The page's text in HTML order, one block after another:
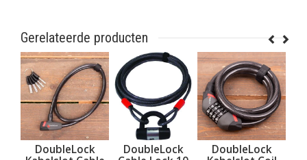
Gerelateerde producten
DoubleLock
DoubleLock
DoubleLock